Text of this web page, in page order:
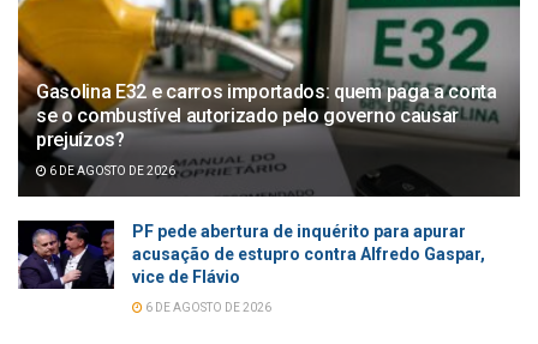
Gasolina E32 e carros importados: quem paga a conta
se o combustível autorizado pelo governo causar
prejuízos?
6 DE AGOSTO DE 2026
PF pede abertura de inquérito para apurar
acusação de estupro contra Alfredo Gaspar,
vice de Flávio
6 DE AGOSTO DE 2026